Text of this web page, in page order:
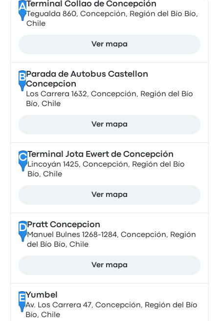
A Terminal Collao de Concepción
Tegualda 860, Concepción, Región del Bío Bío,
Chile
Ver mapa
B Parada de Autobus Castellon
Concepcion
Los Carrera 1632, Concepción, Región del Bío
Bío, Chile
Ver mapa
CTerminal Jota Ewert de Concepción
Lincoyán 1425, Concepción, Región del Bío
Bío, Chile
Ver mapa
DPratt Concepcion
Manuel Bulnes 1268-1284, Concepción, Región
del Bío Bío, Chile
Ver mapa
EYumbel
Av. Los Carrera 47, Concepción, Región del Bío
Bío, Chile